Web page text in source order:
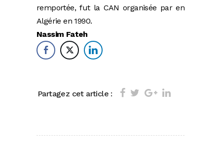
remportée, fut la CAN organisée par en
Algérie en 1990.
Nassim Fateh
Partagez cet article :